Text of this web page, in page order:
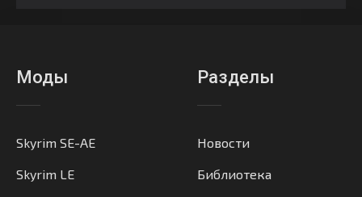
Моды
Skyrim SE-AE
Skyrim LE
Разделы
Новости
Библиотека